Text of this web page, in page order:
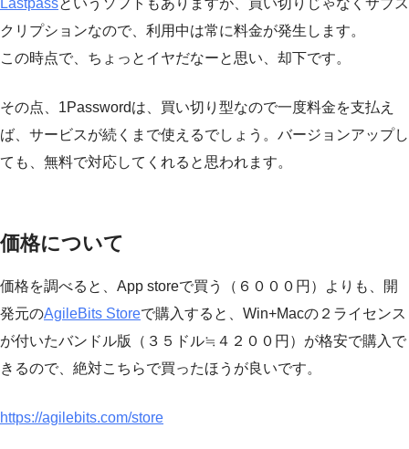
クリプションなので、利用中は常に料金が発生します。
この時点で、ちょっとイヤだなーと思い、却下です。
その点、1Passwordは、買い切り型なので一度料金を支払え
ば、サービスが続くまで使えるでしょう。バージョンアップし
ても、無料で対応してくれると思われます。
価格について
価格を調べると、App storeで買う（６０００円）よりも、開
発元のAgileBits Storeで購入すると、Win+Macの２ライセンス
が付いたバンドル版（３５ドル≒４２００円）が格安で購入で
きるので、絶対こちらで買ったほうが良いです。
https://agilebits.com/store